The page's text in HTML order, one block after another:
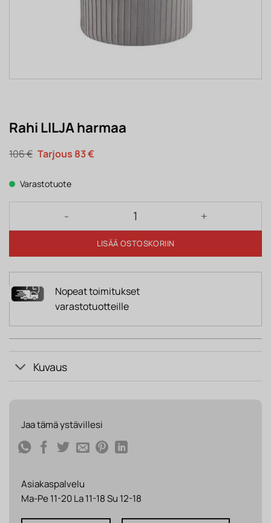
Rahi LILJA harmaa
106€ Alkuperäinen
hinta
106 €.
83€Nykyinen
Varastotuote
LISÄÄ OSTOSKORIIN
Nopeat toimitukset
varastotuotteille
Kuvaus
Jaa tämä ystävillesi
Asiakaspalvelu
Ma-Pe 11-20 La 11-18 Su 12-18